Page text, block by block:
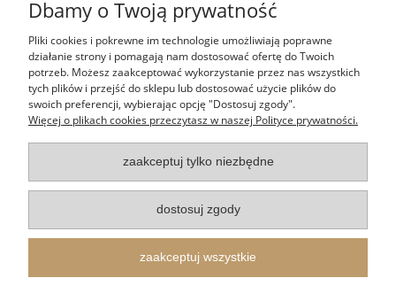
Pomoc
Moje konto
Płatności i dostawa
Informacje
O nas
Indeks kategorii
Itertus Piotr Cieślik| Kalinowa 14, 43-340 Kozy, woj. śląskie | E-mail:
Dbamy o Twoją prywatność
Pliki cookies i pokrewne im technologie umożliwiają poprawne
działanie strony i pomagają nam dostosować ofertę do Twoich
potrzeb. Możesz zaakceptować wykorzystanie przez nas wszystkich
tych plików i przejść do sklepu lub dostosować użycie plików do
swoich preferencji, wybierając opcję "Dostosuj zgody".
Więcej o plikach cookies przeczytasz w naszej Polityce prywatności.
zaakceptuj tylko niezbędne
dostosuj zgody
zaakceptuj wszystkie